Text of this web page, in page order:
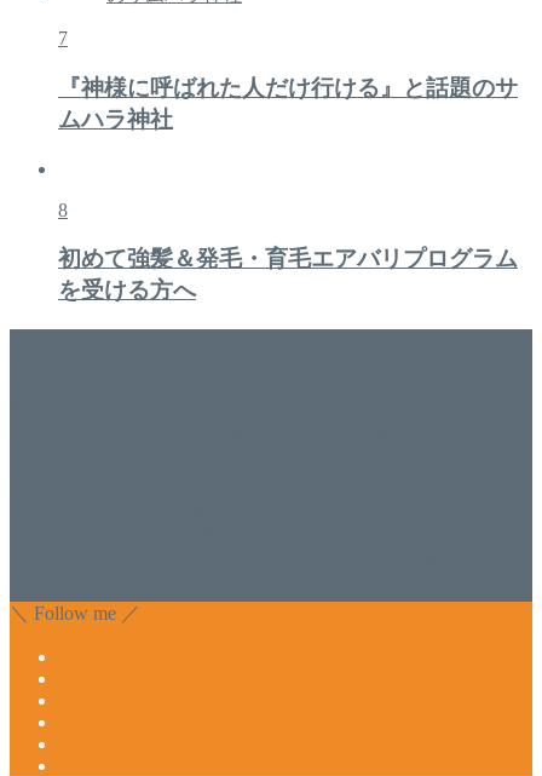
7
『神様に呼ばれた人だけ行ける』と話題のサ
ムハラ神社
8
初めて強髪＆発毛・育毛エアバリプログラム
を受ける方へ
＼ Follow me ／